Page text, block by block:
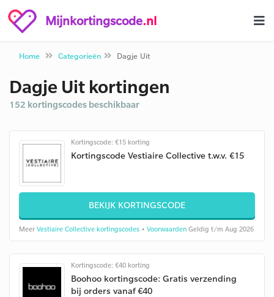
Mijnkortingscode.nl
Home Categorieën Dagje Uit
Dagje Uit kortingen
152 kortingscodes beschikbaar
Kortingscode: €15 korting
Kortingscode Vestiaire Collective t.w.v. €15
BEKIJK KORTINGSCODE
Meer Vestiaire Collective kortingscodes • Voorwaarden Geldig t/m Aug 2026
Kortingscode: €40 korting
Boohoo kortingscode: Gratis verzending
bij orders vanaf €40